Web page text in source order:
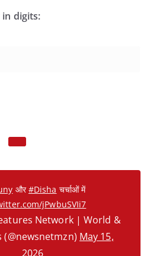
in digits:
और#Disha चर्चाओं में
jPwbuSVIi7
Network | World &
(@newsnetmzn) May 15,
2026